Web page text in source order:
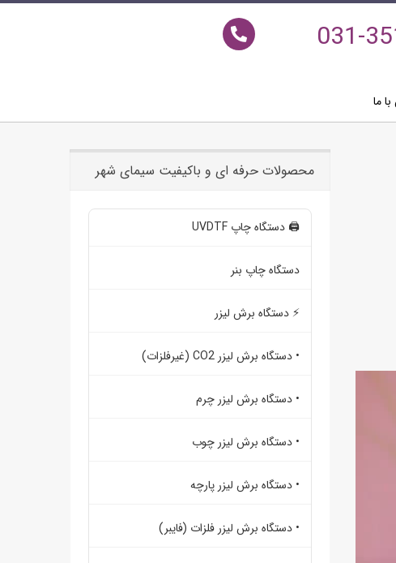
031-
ما
محصولات حرفه ای و باکیفیت سیمای شهر
🖨️ دستگاه چاپ UVDTF
دستگاه چاپ بنر
⚡ دستگاه برش لیزر
• دستگاه برش لیزر CO2 (غیرفلزات)
• دستگاه برش لیزر چرم
• دستگاه برش لیزر چوب
• دستگاه برش لیزر پارچه
• دستگاه برش لیزر فلزات (فایبر)